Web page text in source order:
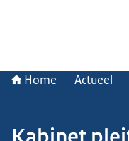
Home Actueel